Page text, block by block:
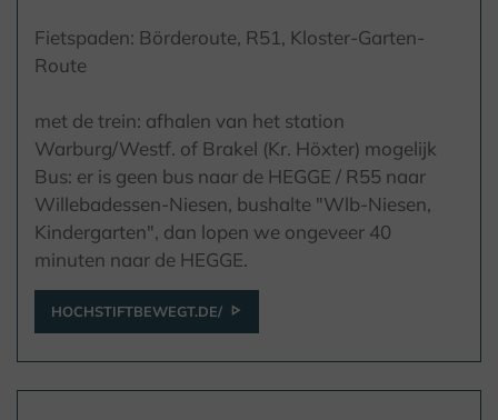
Fietspaden: Börderoute, R51, Kloster-Garten-
Route
met de trein: afhalen van het station
Warburg/Westf. of Brakel (Kr. Höxter) mogelijk
Bus: er is geen bus naar de HEGGE / R55 naar
Willebadessen-Niesen, bushalte "Wlb-Niesen,
Kindergarten", dan lopen we ongeveer 40
minuten naar de HEGGE.
HOCHSTIFTBEWEGT.DE/